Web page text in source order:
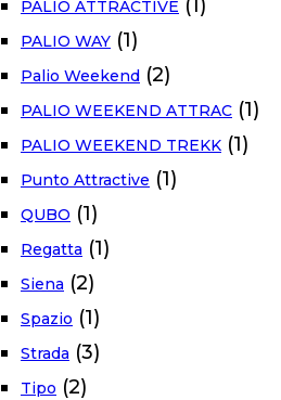
PALIO ATTRACTIVE (1)
PALIO WAY (1)
Palio Weekend (2)
PALIO WEEKEND ATTRAC (1)
PALIO WEEKEND TREKK (1)
Punto Attractive (1)
QUBO (1)
Regatta (1)
Siena (2)
Spazio (1)
Strada (3)
Tipo (2)